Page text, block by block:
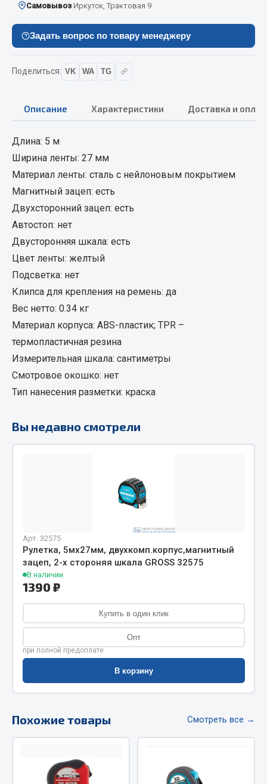
Пресс-масленки
Пружины
Весь раздел
Camozzi
Адаптеры и переходники
Тройники
Трубки, муфты, гайки
Угольники
Фитинги
Штуцеры
Инструмент
Автомобильный инструмент
Измерительный инструмент
Показать ещё
Цепи подъёмные
Лента конвейерная
Рукава высокого давления
Самовывоз Иркутск, Трактовая 9
Задать вопрос по товару менеджеру
Поделиться: VK WA TG
Описание Характеристики Доставка и
Длина: 5 м
Ширина ленты: 27 мм
Материал ленты: сталь с нейлоновым покрытием
Магнитный зацеп: есть
Двухсторонний зацеп: есть
Автостоп: нет
Двусторонняя шкала: есть
Цвет ленты: желтый
Подсветка: нет
Клипса для крепления на ремень: да
Вес нетто: 0.34 кг
Материал корпуса: ABS-пластик; TPR –
термопластичная резина
Измерительная шкала: сантиметры
Смотровое окошко: нет
Тип нанесения разметки: краска
Вы недавно смотрели
Арт. 32575
Рулетка, 5мх27мм, двухкомп.корпус,магнитный
зацеп, 2-х стороняя шкала GROSS 32575
В наличии
1390 ₽
Купить в один клик
Опт
при полной предоплате
В корзину
Похожие товары Смотреть все →